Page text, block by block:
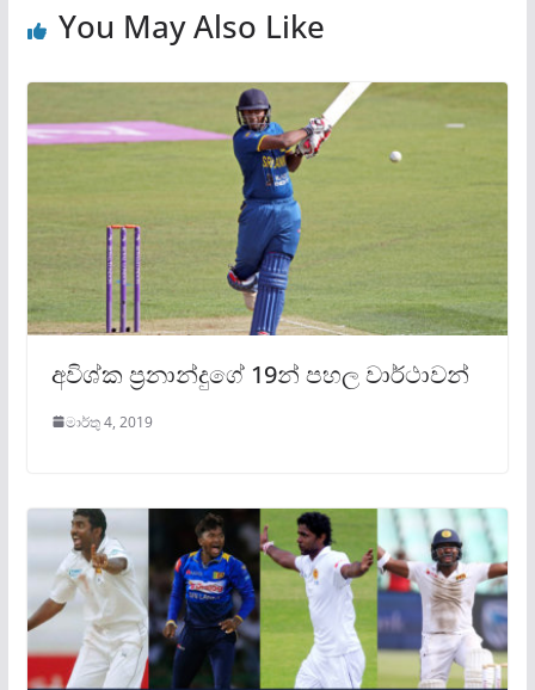
You May Also Like
අවිශ්ක ප‍්‍රනාන්දුගේ 19න් පහල වාර්ථාවන්
මාර්තු 4, 2019